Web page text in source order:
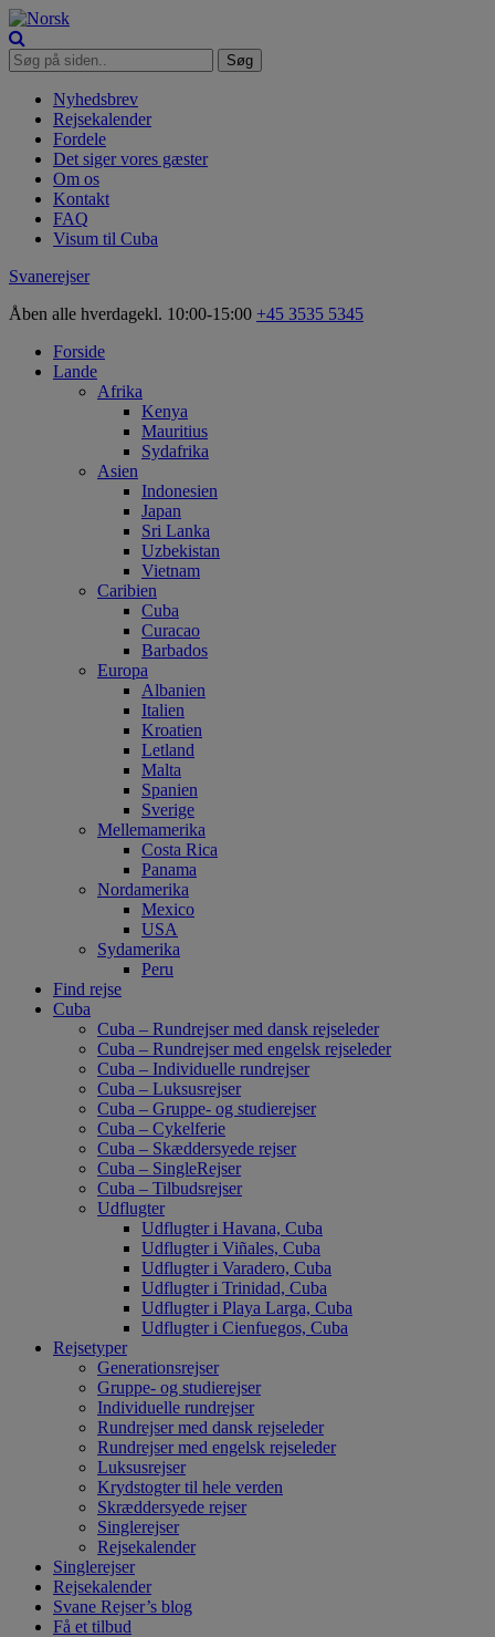
Nyhedsbrev
Rejsekalender
Fordele
Det siger vores gæster
Om os
Kontakt
FAQ
Visum til Cuba
Svanerejser
Åben alle hverdagekl. 10:00-15:00 +45 3535 5345
Forside
Lande
Afrika
Kenya
Mauritius
Sydafrika
Asien
Indonesien
Japan
Sri Lanka
Uzbekistan
Vietnam
Caribien
Cuba
Curacao
Barbados
Europa
Albanien
Italien
Kroatien
Letland
Malta
Spanien
Sverige
Mellemamerika
Costa Rica
Panama
Nordamerika
Mexico
USA
Sydamerika
Peru
Find rejse
Cuba
Cuba – Rundrejser med dansk rejseleder
Cuba – Rundrejser med engelsk rejseleder
Cuba – Individuelle rundrejser
Cuba – Luksusrejser
Cuba – Gruppe- og studierejser
Cuba – Cykelferie
Cuba – Skæddersyede rejser
Cuba – SingleRejser
Cuba – Tilbudsrejser
Udflugter
Udflugter i Havana, Cuba
Udflugter i Viñales, Cuba
Udflugter i Varadero, Cuba
Udflugter i Trinidad, Cuba
Udflugter i Playa Larga, Cuba
Udflugter i Cienfuegos, Cuba
Rejsetyper
Generationsrejser
Gruppe- og studierejser
Individuelle rundrejser
Rundrejser med dansk rejseleder
Rundrejser med engelsk rejseleder
Luksusrejser
Krydstogter til hele verden
Skræddersyede rejser
Singlerejser
Rejsekalender
Singlerejser
Rejsekalender
Svane Rejser’s blog
Få et tilbud